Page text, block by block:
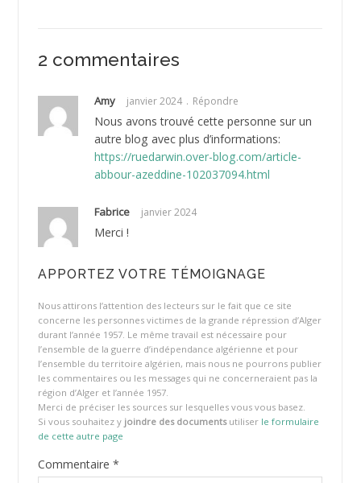
2 commentaires
Amy janvier 2024 Répondre
Nous avons trouvé cette personne sur un
autre blog avec plus d’informations:
https://ruedarwin.over-blog.com/article-
abbour-azeddine-102037094.html
Fabrice janvier 2024
Merci !
APPORTEZ VOTRE TÉMOIGNAGE
Nous attirons l’attention des lecteurs sur le fait que ce site
concerne les personnes victimes de la grande répression d’Alger
durant l’année 1957. Le même travail est nécessaire pour
l’ensemble de la guerre d’indépendance algérienne et pour
l’ensemble du territoire algérien, mais nous ne pourrons publier
les commentaires ou les messages qui ne concerneraient pas la
région d’Alger et l’année 1957.
Merci de préciser les sources sur lesquelles vous vous basez.
Si vous souhaitez y joindre des documentsutiliser le formulaire
de cette autre page
Commentaire *